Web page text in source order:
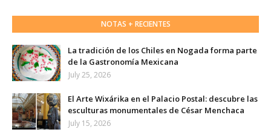
NOTAS + RECIENTES
La tradición de los Chiles en Nogada forma parte
de la Gastronomía Mexicana
July 25, 2026
El Arte Wixárika en el Palacio Postal: descubre las
esculturas monumentales de César Menchaca
July 15, 2026